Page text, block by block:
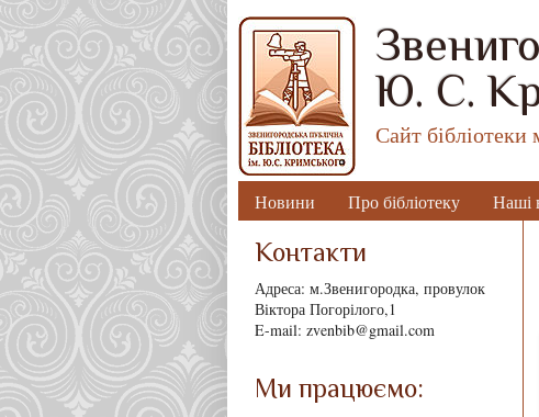
Ю. С.
Сайт бібліотеки
Новини Про бібліотеку Наші
Контакти
Адреса: м.Звенигородка, провулок
Віктора Погорілого,1
E-mail: zvenbib@gmail.com
Ми працюємо: